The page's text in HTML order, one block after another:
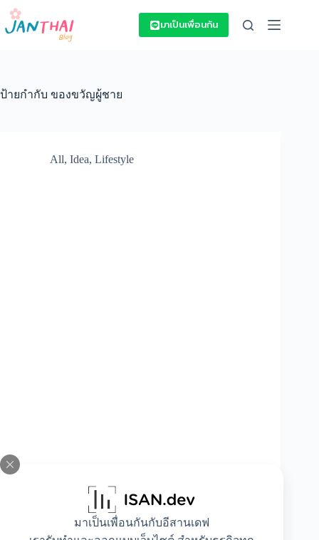
Skip
content
มาเป็นเพื่อนกันกับอีสานเดฟ
มาเป็นเพื่อนกัน
ป้ายกำกับ ของขวัญผู้ชาย
All, Idea, Lifestyle
ของขวัญวันวาเลนไทน์ให้ผู้ชาย